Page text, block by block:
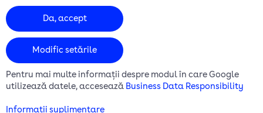
COPYRIGHT 2026 / DIGI ROMANIA S.A.
DIGI SPANIA DIGI ITALIA
DIGI BELGIA
Da, accept
Modific setările
Pentru mai multe informații despre modul în care Google
utilizează datele, accesează Business Data Responsibility
Informaţii suplimentare